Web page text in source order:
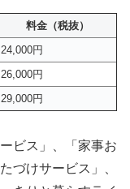
料金（税抜）
24,000円
26,000円
29,000円
ビス」、「家事お
づけサービス」、